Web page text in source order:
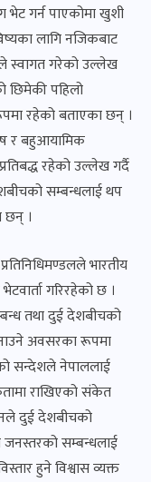
भेट गर्न पाएकोमा खुशी
लागि नजिकबाट
स्वागत गरेको उल्लेख
छिमेकी पहिलो
रहेको बताएका छन् ।
र बहुआयामिक
रहेको उल्लेख गर्दै
सम्बन्धलाई थप
छन् ।
भारतीय
गरिरहेको छ ।
तथा दुई देशबीचको
अवसरका रूपमा
सन्देशले नेपाललाई
राखिएको संकेत
दुई देशबीचको
सम्बन्धलाई
हुने विश्वास व्यक्त